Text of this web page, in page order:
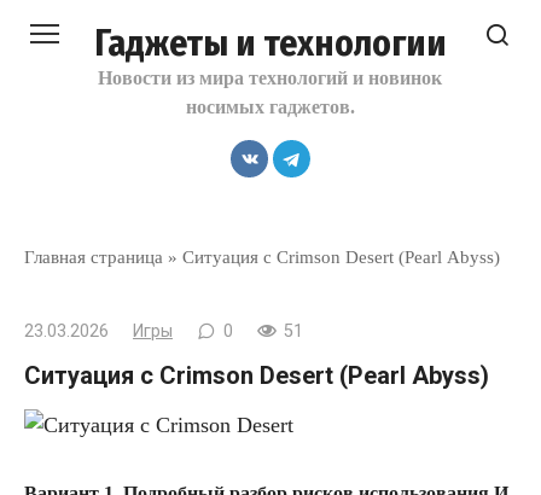
Гаджеты и технологии
Новости из мира технологий и новинок
носимых гаджетов.
Главная страница » Ситуация с Crimson Desert (Pearl Abyss)
23.03.2026 Игры 0 51
Ситуация с Crimson Desert (Pearl Abyss)